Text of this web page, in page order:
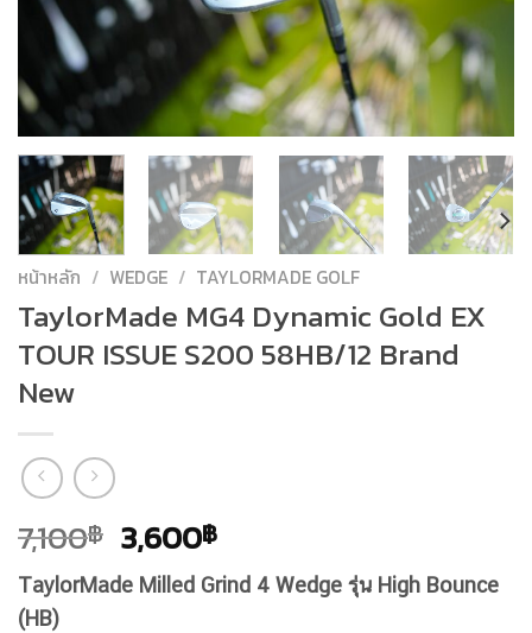
หน้าหลัก / WEDGE / TAYLORMADE GOLF
TaylorMade MG4 Dynamic Gold EX
TOUR ISSUE S200 58HB/12 Brand
New
7,100฿ Original
price
was:
3,600฿Current
price
is:
TaylorMade Milled Grind 4 Wedge รุ่น High Bounce
(HB)